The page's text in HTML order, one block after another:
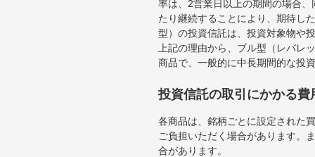
率は、2営業日以上の期間の場合
たり継続することにより、期待し
型）の投資信託は、投資対象物や
上記の理由から、ブル型（レバレ
商品で、一般的に中長期間的な投
投資信託の取引にかかる費
各商品は、銘柄ごとに設定された
ご負担いただく場合があります。
合があります。